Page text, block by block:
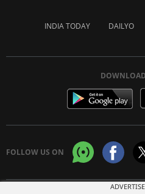
INDIA TODAY DAILYO
FOLLOW US ON